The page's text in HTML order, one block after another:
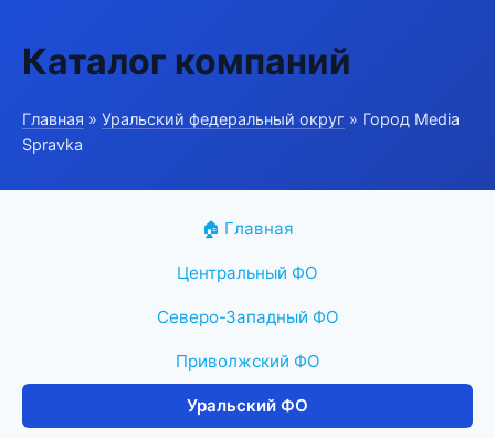
Каталог компаний
Главная » Уральский федеральный округ » Город Media
Spravka
🏠 Главная
Центральный ФО
Северо-Западный ФО
Приволжский ФО
Уральский ФО